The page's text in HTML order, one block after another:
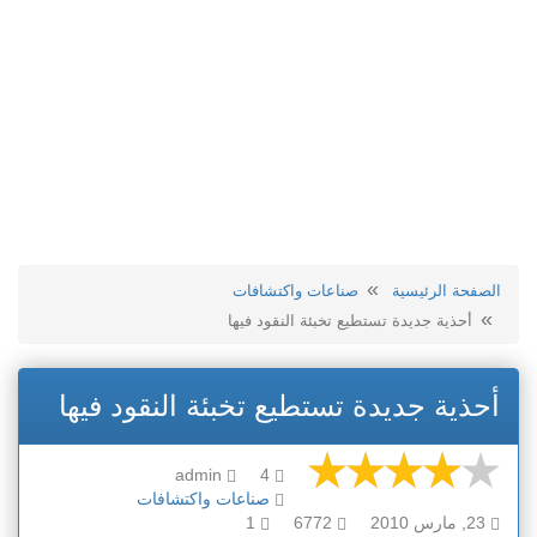
الصفحة الرئيسية
صناعات واكتشافات
أحذية جديدة تستطيع تخبئة النقود فيها
أحذية جديدة تستطيع تخبئة النقود فيها
4
صناعات واكتشافات